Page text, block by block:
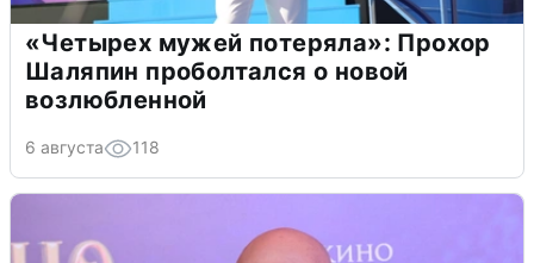
«Четырех мужей потеряла»: Прохор
Шаляпин проболтался о новой
возлюбленной
6 августа 118